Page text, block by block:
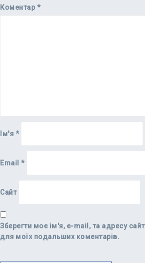
Коментар *
Ім'я *
Email *
Сайт
Зберегти моє ім'я, e-mail, та адресу
для моїх подальших коментарів.